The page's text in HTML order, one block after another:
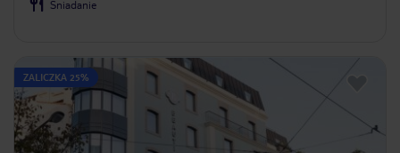
Śniadanie
ZALICZKA 25%